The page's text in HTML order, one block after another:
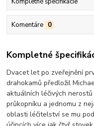
Komentáre 0
Kompletné
Dvacet let po zveřejnění
drahokamů předložil
aktuálních léčivých
průkopníku a jednomu z
oblasti léčitelství se mu